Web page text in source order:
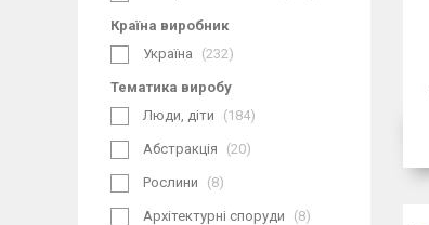
Країна виробник
Україна
232
Тематика виробу
Люди, діти
184
Абстракція 20
Рослини 8
Архітектурні споруди 8